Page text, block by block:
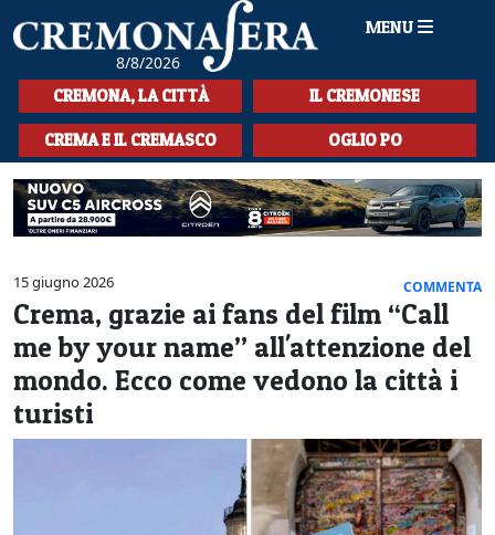
8/8/2026
MENU
HOME
CRONACA
SPORT
LA MUSICA
CULTURA
LA STORIA
SPETTACOLI
L'EDITORIALE
CREMONA, LA CITTÀ IL CREMONESE
CREMA E IL CREMASCO OGLIO PO
15 giugno 2026 COMMENTA
Crema, grazie ai fans del film “Call
me by your name” all'attenzione del
mondo. Ecco come vedono la città i
turisti